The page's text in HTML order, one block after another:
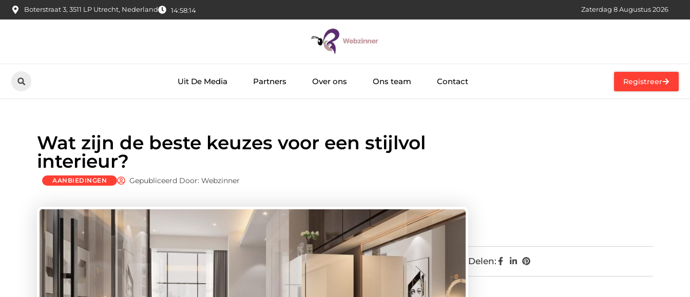
Boterstraat 3, 3511 LP Utrecht, Nederland 14:58:15 Zaterdag 8 Augustus 2026
Uit De Media Partners Over ons Ons team Contact Registreer
Wat zijn de beste keuzes voor een stijlvol
interieur?
AANBIEDINGEN Gepubliceerd Door: Webzinner
Delen: